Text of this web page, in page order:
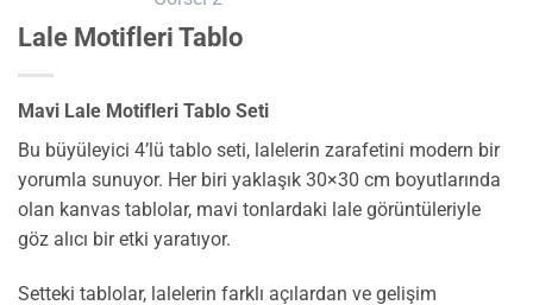
Lale Motifleri Tablo
Mavi Lale Motifleri Tablo Seti
Bu büyüleyici 4’lü tablo seti, lalelerin zarafetini modern bir
yorumla sunuyor. Her biri yaklaşık 30×30 cm boyutlarında
olan kanvas tablolar, mavi tonlardaki lale görüntüleriyle
göz alıcı bir etki yaratıyor.
Setteki tablolar, lalelerin farklı açılardan ve gelişim